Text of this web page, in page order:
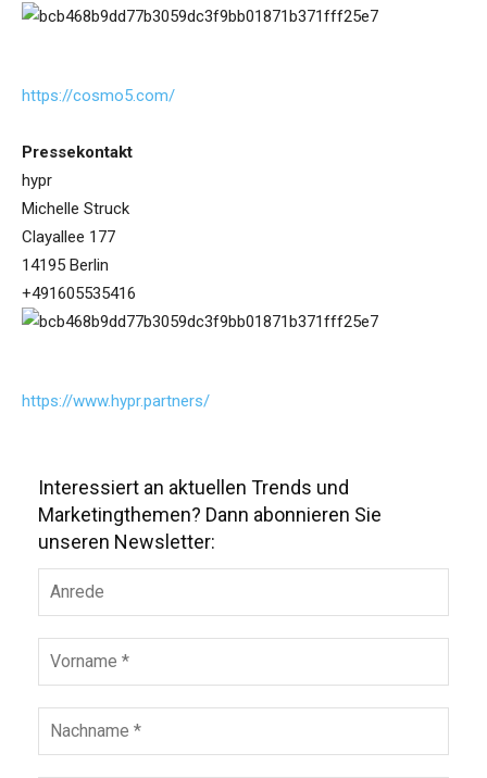
https://cosmo5.com/
Pressekontakt
hypr
Michelle Struck
Clayallee 177
14195 Berlin
+491605535416
https://www.hypr.partners/
Interessiert an aktuellen Trends und
Marketingthemen? Dann abonnieren Sie
unseren Newsletter: